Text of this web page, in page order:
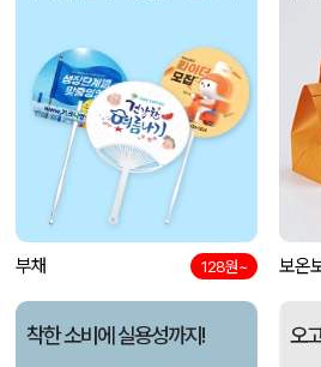
지OO
우OO
김OO eva 방수수영가방
호OO 키친필 기프트박스
위OO L자홀더화일 투명/
부채 128원~ 보온
착한 소비에 실용성까지! 오